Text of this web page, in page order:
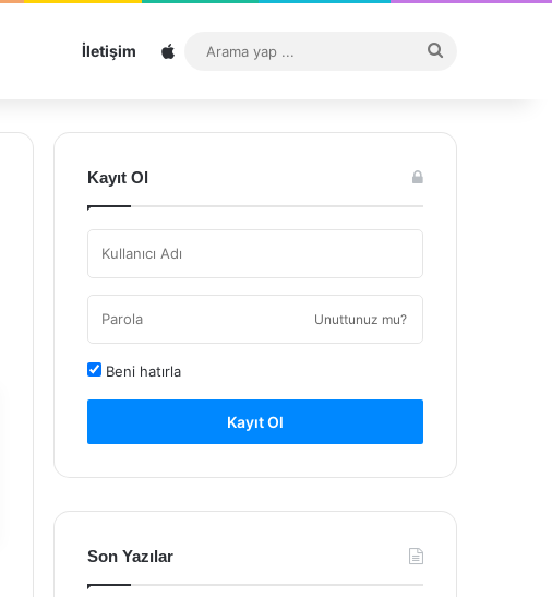
İletişim Sitemap
...
Kayıt Ol
Unuttunuz mu?
Beni hatırla
Kayıt Ol
Son Yazılar